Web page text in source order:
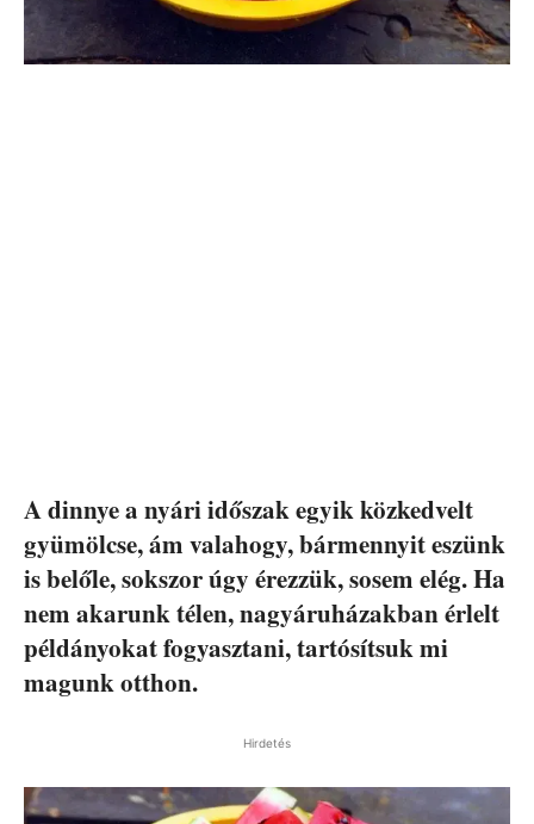
A dinnye a nyári időszak egyik közkedvelt
gyümölcse, ám valahogy, bármennyit eszünk
is belőle, sokszor úgy érezzük, sosem elég. Ha
nem akarunk télen, nagyáruházakban érlelt
példányokat fogyasztani, tartósítsuk mi
magunk otthon.
Hirdetés